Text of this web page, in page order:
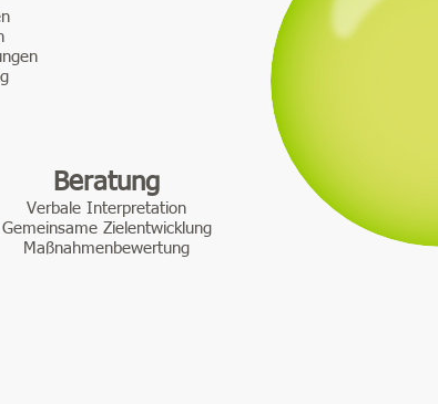
Beratung
Verbale Interpretation
Gemeinsame Zielentwicklung
Maßnahmenbewertung